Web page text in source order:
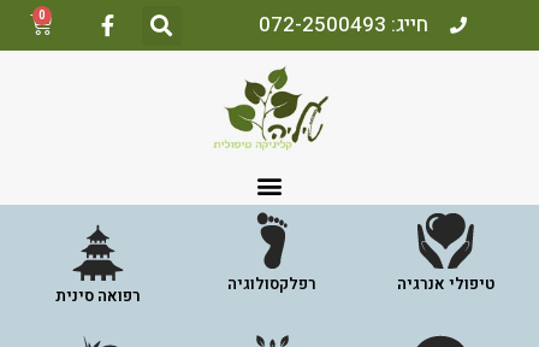
חייג: 072-2500493 0
טיפולי אנרגיה רפלקסולוגיה
רפואה סינית